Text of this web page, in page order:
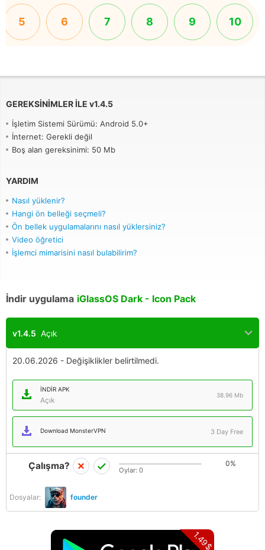
5 6 7 8 9 10
GEREKSINIMLER ILE v1.4.5
İşletim Sistemi Sürümü: Android 5.0+
İnternet: Gerekli değil
Boş alan gereksinimi: 50 Mb
YARDIM
Nasıl yüklenir?
Hangi ön belleği seçmeli?
Ön bellek uygulamalarını nasıl yüklersiniz?
Video öğretici
İşlemci mimarisini nasıl bulabilirim?
İndir uygulama iGlassOS Dark - Icon Pack
v1.4.5 Açık
20.06.2026 - Değişiklikler belirtilmedi.
İNDIR APK
Açık
38.96 Mb
Download MonsterVPN 3 Day Free
Dosyalar: founder
Çalışma? 0%
Oylar: 0
1.49$